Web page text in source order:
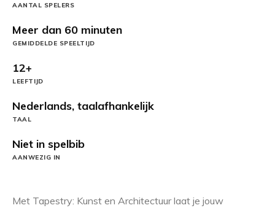
AANTAL SPELERS
Meer dan 60 minuten
GEMIDDELDE SPEELTIJD
12+
LEEFTIJD
Nederlands, taalafhankelijk
TAAL
Niet in spelbib
AANWEZIG IN
Met Tapestry: Kunst en Architectuur laat je jouw